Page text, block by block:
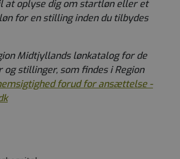
at oplyse dig om startløn eller et
for en stilling inden du tilbydes
Midtjyllands lønkatalog for de
stillinger, som findes i Region
forud for ansættelse -